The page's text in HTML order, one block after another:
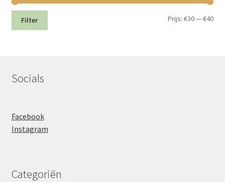
Min.
Filter Prijs:€30—€40
Socials
Facebook
Instagram
Categoriën